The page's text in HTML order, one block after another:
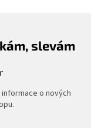
slevám
o nových